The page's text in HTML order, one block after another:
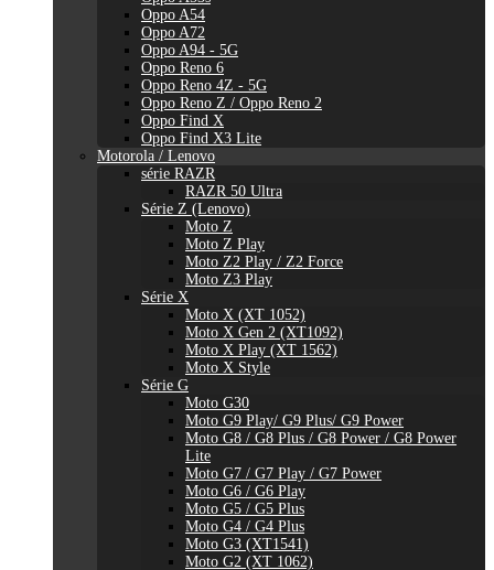
Oppo A54
Oppo A72
Oppo A94 - 5G
Oppo Reno 6
Oppo Reno 4Z - 5G
Oppo Reno Z / Oppo Reno 2
Oppo Find X
Oppo Find X3 Lite
Motorola / Lenovo
série RAZR
RAZR 50 Ultra
Série Z (Lenovo)
Moto Z
Moto Z Play
Moto Z2 Play / Z2 Force
Moto Z3 Play
Série X
Moto X (XT 1052)
Moto X Gen 2 (XT1092)
Moto X Play (XT 1562)
Moto X Style
Série G
Moto G30
Moto G9 Play/ G9 Plus/ G9 Power
Moto G8 / G8 Plus / G8 Power / G8 Power
Lite
Moto G7 / G7 Play / G7 Power
Moto G6 / G6 Play
Moto G5 / G5 Plus
Moto G4 / G4 Plus
Moto G3 (XT1541)
Moto G2 (XT 1062)